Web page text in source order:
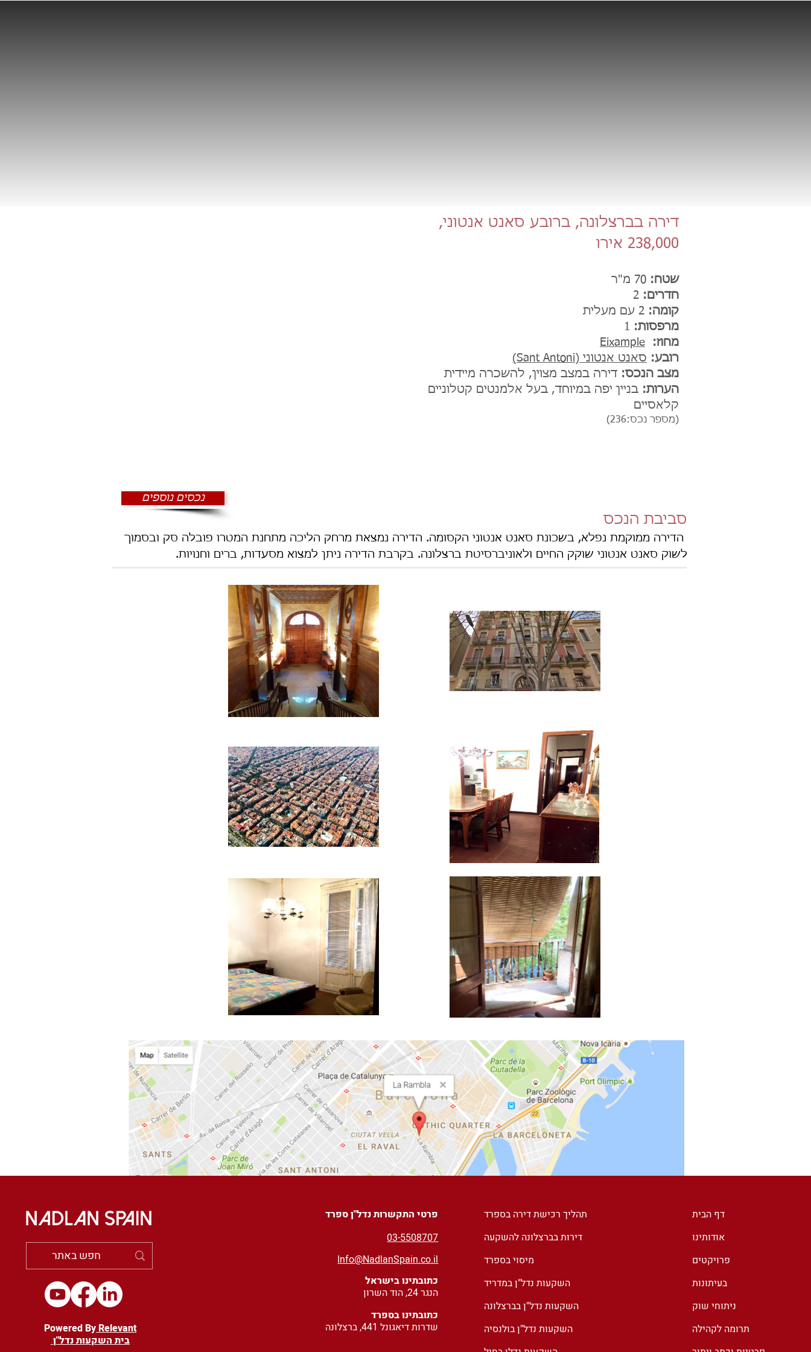
דירה בברצלונה, ברובע סאנט אנטוני,
238,000 אירו
שטח:
חדרים:
קומה:
מרפסות:
מחוז:
Eixample
רובע: סאנט אנטוני (Sant Antoni)
מצב הנכס: דירה במצב מצוין, להשכרה מיידית
הערות: בניין יפה במיוחד, בעל אלמנטים קטלוניים
קלאסיים
(מספר נכס:236)
נכסים נוספים
סביבת הנכס
הדירה ממוקמת נפלא, בשכונת סאנט אנטוני הקסומה. הדירה נמצאת מרחק הליכה מתחנת המטרו פובלה סק ובסמוך
לשוק סאנט אנטוני שוקק החיים ולאוניברסיטת ברצלונה. בקרבת הדירה ניתן למצוא מסעדות, ברים וחנויות.
Powered ByRelevant
בית השקעות נדל"ן
פרטי התקשרות נדל"ן ספרד
03-5508707
Info@NadlanSpain.co.il
כתובתינו בישראל
הנגר 24, הוד השרון
כתובתינו בספרד
שדרות דיאגונל 441, ברצלונה
תהליך רכישת דירה בספרד
דירות בברצלונה להשקעה
מיסוי בספרד
השקעות נדל"ן במדריד
השקעות נדל"ן בברצלונה
השקעות נדל"ן בולנסיה
דף הבית
אודותינו
פרויקטים
בעיתונות
ניתוחי שוק
תרומה לקהילה